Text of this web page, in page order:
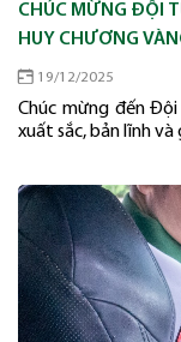
CHÚC MỪNG ĐỘI
HUY CHƯƠNG
19/12/2025
Chúc mừng đến
xuất sắc, bản lĩnh và